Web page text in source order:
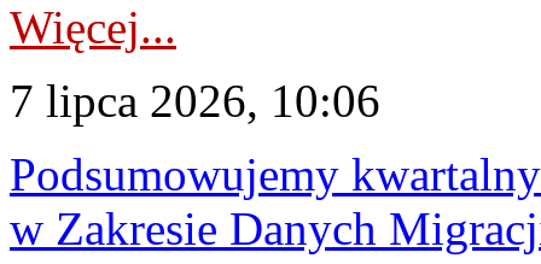
Więcej...
7 lipca 2026, 10:06
Podsumowujemy
w Zakresie Danych